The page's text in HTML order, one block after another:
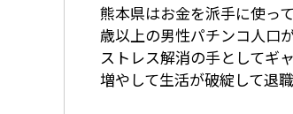
熊本県はお金を派手に使っ
歳以上の男性パチンコ人口
ストレス解消の手としてギ
増やして生活が破綻して退